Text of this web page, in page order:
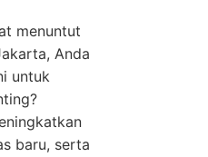
menuntut
Anda
untuk
baru, serta